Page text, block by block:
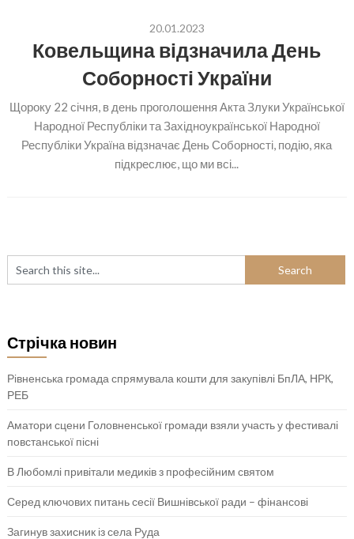
20.01.2023
Ковельщина відзначила День
Соборності України
Щороку 22 січня, в день проголошення Акта Злуки Української
Народної Республіки та Західноукраїнської Народної
Республіки Україна відзначає День Соборності, подію, яка
підкреслює, що ми всі...
Стрічка новин
Рівненська громада спрямувала кошти для закупівлі БпЛА, НРК,
РЕБ
Аматори сцени Головненської громади взяли участь у фестивалі
повстанської пісні
В Любомлі привітали медиків з професійним святом
Серед ключових питань сесії Вишнівської ради – фінансові
Загинув захисник із села Руда